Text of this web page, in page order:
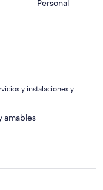
Personal
y instalaciones y
amables